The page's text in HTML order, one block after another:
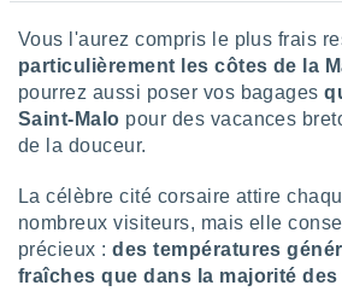
Vous l'aurez compris le plus frais
particulièrement les côtes de la
pourrez aussi poser vos bagages
Saint-Malo pour des vacances
de la douceur.
La célèbre cité corsaire attire
nombreux visiteurs, mais elle
précieux :des températures
fraîches que dans la majorité